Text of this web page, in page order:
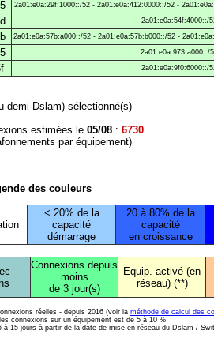
2a01:e0a:29f:1000::/52 - 2a01:e0a:412:0000::/52 -
2a01:e0a:54f:4000::/
2a01:e0a:57b:a000::/52 - 2a01:e0a:57b:b000::/52 -
2a01:e0a:973:a000::/
2a01:e0a:9f0:6000::/
demi-Dslam) sélectionné(s)
estimées le 05/08 : 6730
par équipement)
des couleurs
< 20% de la
capacité
démarrage
20 à 80% de la
capacité
en croissance
Connexions depuis
moins
de 3 jour(s)
Equip. activé (en
réseau) (**)
réelles - depuis 2016 (voir la méthode de calcul des
connexions sur un équipement est de 5 à 10 %
15 jours à partir de la date de mise en réseau du Dslam /